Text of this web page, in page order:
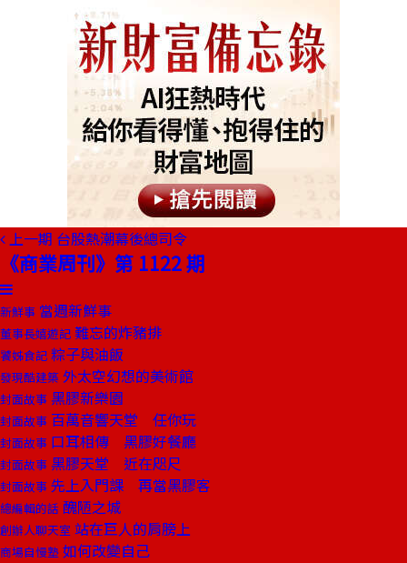
上一期 台股熱潮幕後總司令
《商業周刊》第 1122 期
新鮮事 當週新鮮事
董事長嬉遊記 難忘的炸豬排
饕姊食記 粽子與油飯
發現酷建築 外太空幻想的美術館
封面故事 黑膠新樂園
封面故事 百萬音響天堂 任你玩
封面故事 口耳相傳 黑膠好餐廳
封面故事 黑膠天堂 近在咫尺
封面故事 先上入門課 再當黑膠客
總編輯的話 醜陋之城
創辦人聊天室 站在巨人的肩膀上
商場自慢塾 如何改變自己